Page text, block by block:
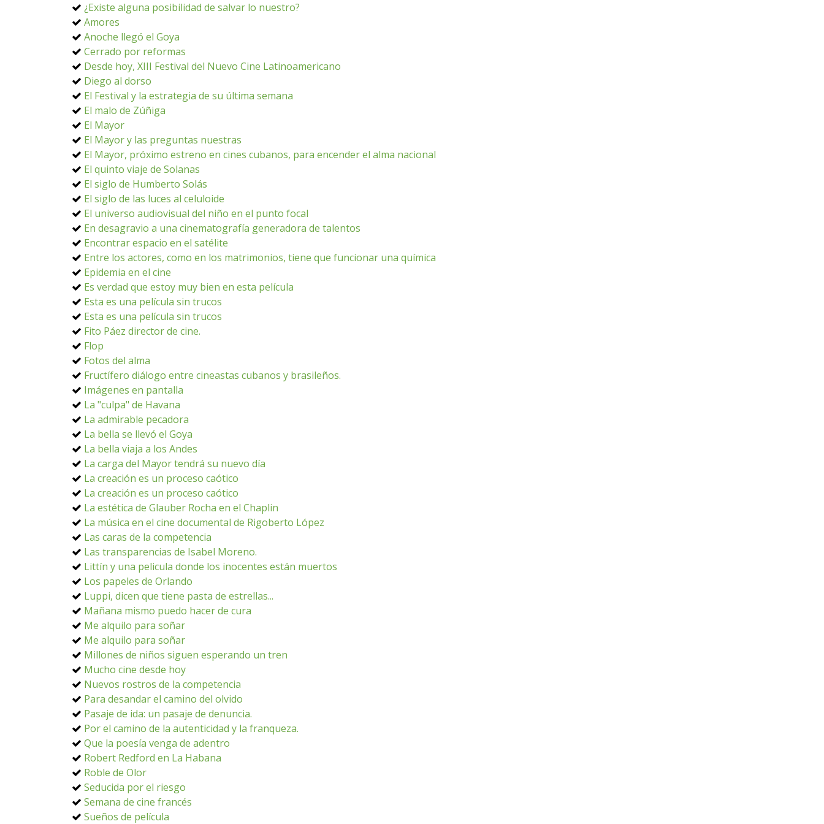
¿Existe alguna posibilidad de salvar lo nuestro?
Amores
Anoche llegó el Goya
Cerrado por reformas
Desde hoy, XIII Festival del Nuevo Cine Latinoamericano
Diego al dorso
El Festival y la estrategia de su última semana
El malo de Zúñiga
El Mayor
El Mayor y las preguntas nuestras
El Mayor, próximo estreno en cines cubanos, para encender el alma nacional
El quinto viaje de Solanas
El siglo de Humberto Solás
El siglo de las luces al celuloide
El universo audiovisual del niño en el punto focal
En desagravio a una cinematografía generadora de talentos
Encontrar espacio en el satélite
Entre los actores, como en los matrimonios, tiene que funcionar una química
Epidemia en el cine
Es verdad que estoy muy bien en esta película
Esta es una película sin trucos
Esta es una película sin trucos
Fito Páez director de cine.
Flop
Fotos del alma
Fructífero diálogo entre cineastas cubanos y brasileños.
Imágenes en pantalla
La "culpa" de Havana
La admirable pecadora
La bella se llevó el Goya
La bella viaja a los Andes
La carga del Mayor tendrá su nuevo día
La creación es un proceso caótico
La creación es un proceso caótico
La estética de Glauber Rocha en el Chaplin
La música en el cine documental de Rigoberto López
Las caras de la competencia
Las transparencias de Isabel Moreno.
Littín y una pelicula donde los inocentes están muertos
Los papeles de Orlando
Luppi, dicen que tiene pasta de estrellas...
Mañana mismo puedo hacer de cura
Me alquilo para soñar
Me alquilo para soñar
Millones de niños siguen esperando un tren
Mucho cine desde hoy
Nuevos rostros de la competencia
Para desandar el camino del olvido
Pasaje de ida: un pasaje de denuncia.
Por el camino de la autenticidad y la franqueza.
Que la poesía venga de adentro
Robert Redford en La Habana
Roble de Olor
Seducida por el riesgo
Semana de cine francés
Sueños de película